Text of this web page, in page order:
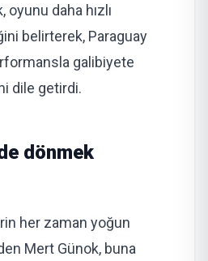
daha hızlı
belirterek, Paraguay
galibiyete
dile getirdi.
dönmek
her zaman yoğun
Mert Günok, buna